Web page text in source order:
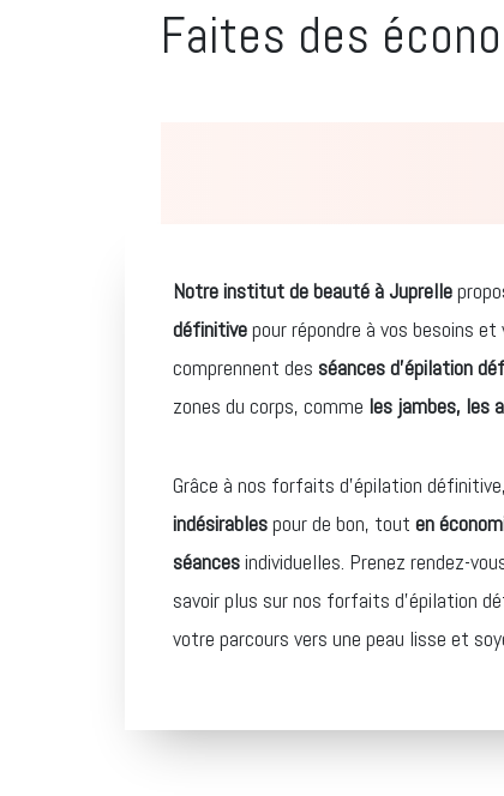
Faites des
Notre institut de beauté à Juprelle
définitivepour répondre à vos besoins
comprennent des séances d’épilation
zones du corps, comme les jambes, les
Grâce à nos forfaits d’épilation
indésirablespour de bon, touten
séancesindividuelles. Prenez rendez-
savoir plus sur nos forfaits d’épilation
votre parcours vers une peau lisse et